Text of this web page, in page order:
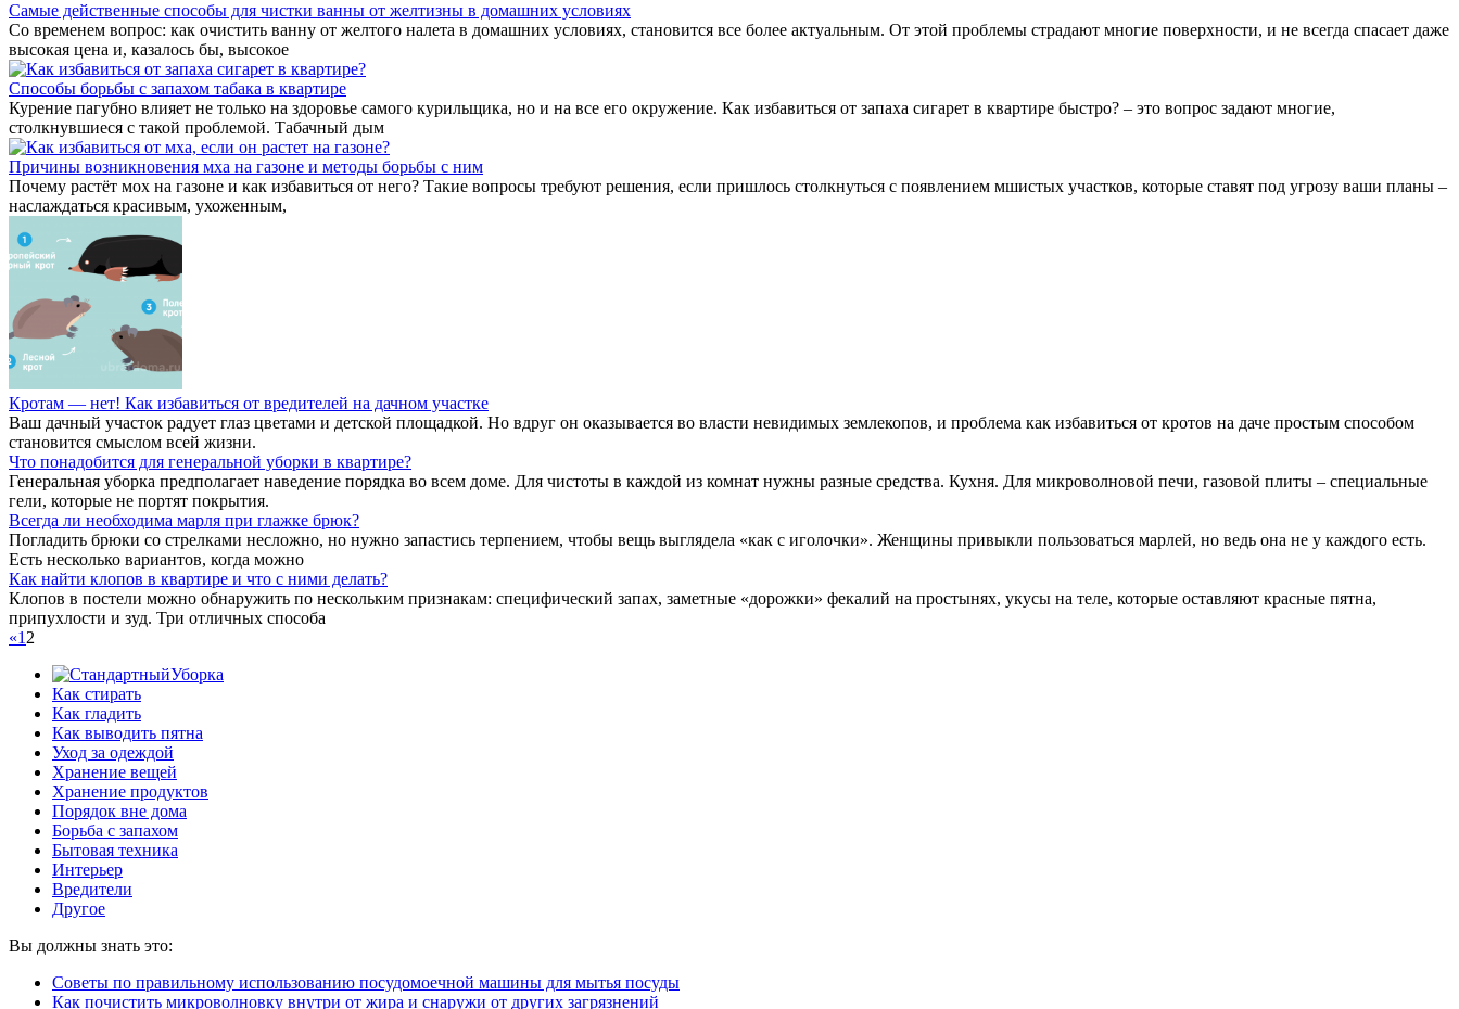
Самые действенные способы для чистки ванны от желтизны в домашних условиях
Со временем вопрос: как очистить ванну от желтого налета в домашних условиях, становится все более актуальным. От этой проблемы страдают многие поверхности, и не всегда спасает даже
высокая цена и, казалось бы, высокое
Способы борьбы с запахом табака в квартире
Курение пагубно влияет не только на здоровье самого курильщика, но и на все его окружение. Как избавиться от запаха сигарет в квартире быстро? – это вопрос задают многие,
столкнувшиеся с такой проблемой. Табачный дым
Причины возникновения мха на газоне и методы борьбы с ним
Почему растёт мох на газоне и как избавиться от него? Такие вопросы требуют решения, если пришлось столкнуться с появлением мшистых участков, которые ставят под угрозу ваши планы –
наслаждаться красивым, ухоженным,
Кротам — нет! Как избавиться от вредителей на дачном участке
Ваш дачный участок радует глаз цветами и детской площадкой. Но вдруг он оказывается во власти невидимых землекопов, и проблема как избавиться от кротов на даче простым способом
становится смыслом всей жизни.
Что понадобится для генеральной уборки в квартире?
Генеральная уборка предполагает наведение порядка во всем доме. Для чистоты в каждой из комнат нужны разные средства. Кухня. Для микроволновой печи, газовой плиты – специальные
гели, которые не портят покрытия.
Всегда ли необходима марля при глажке брюк?
Погладить брюки со стрелками несложно, но нужно запастись терпением, чтобы вещь выглядела «как с иголочки». Женщины привыкли пользоваться марлей, но ведь она не у каждого есть.
Есть несколько вариантов, когда можно
Как найти клопов в квартире и что с ними делать?
Клопов в постели можно обнаружить по нескольким признакам: специфический запах, заметные «дорожки» фекалий на простынях, укусы на теле, которые оставляют красные пятна,
припухлости и зуд. Три отличных способа
«12
Уборка
Как стирать
Как гладить
Как выводить пятна
Уход за одеждой
Хранение вещей
Хранение продуктов
Порядок вне дома
Борьба с запахом
Бытовая техника
Интерьер
Вредители
Другое
Вы должны знать это:
Советы по правильному использованию посудомоечной машины для мытья посуды
Как почистить микроволновку внутри от жира и снаружи от других загрязнений